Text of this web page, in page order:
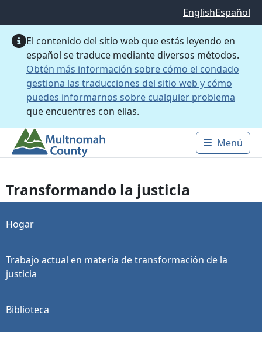
EnglishEspañol
El contenido del sitio web que estás leyendo en
español se traduce mediante diversos métodos.
Obtén más información sobre cómo el condado
gestiona las traducciones del sitio web y cómo
puedes informarnos sobre cualquier problema
que encuentres con ellas.
Main
Menú
Transformando la justicia
Hogar
Trabajo actual en materia de transformación de la
justicia
Biblioteca